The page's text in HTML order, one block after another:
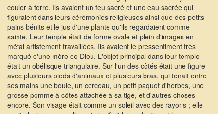
couler à terre. Ils avaient un feu sacré et une eau sacrée qui
figuraient dans leurs cérémonies religieuses ainsi que des petits
pains bénits et le jus d'une plante qu'ils regardaient comme
sainte. Leur temple était de forme ovale et plein d'images en
métal artistement travaillées. Ils avaient le pressentiment très
marqué d'une mère de Dieu. L'objet principal dans leur temple
était un obélisque triangulaire. Sur l'un des côtés était une figure
avec plusieurs pieds d'animaux et plusieurs bras, qui tenait entre
ses mains une boule, un cerceau, un petit paquet d'herbes, une
grosse pomme à côtes attachée à sa tige, et d'autres choses
encore. Son visage était comme un soleil avec des rayons ; elle